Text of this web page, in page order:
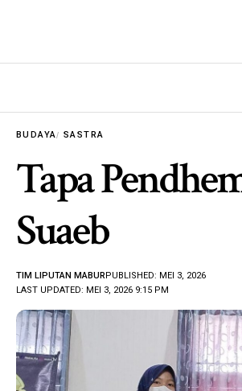
BUDAYA SASTRA
Tapa
Suaeb
LAST UPDATED: MEI 3, 2026 9:15 PM
TIM LIPUTAN MABURPUBLISHED: MEI 3, 2026